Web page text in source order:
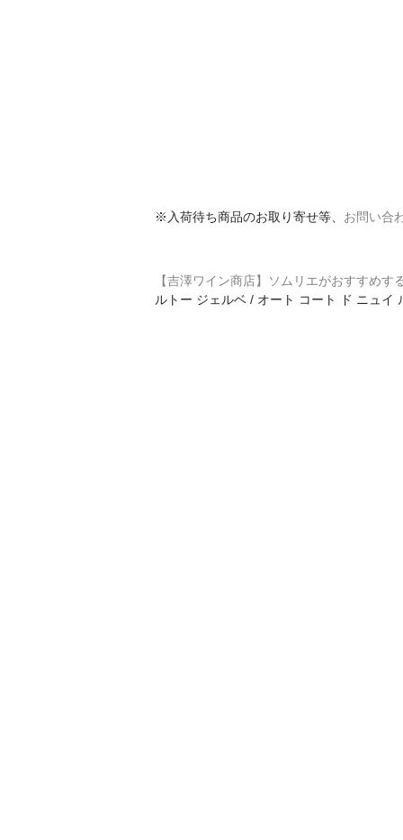
※入荷待ち商品のお取り寄せ等、 お問い合
【吉澤ワイン商店】ソムリエがおすすめ
ルトー ジェルベ / オート コート ド ニュイ